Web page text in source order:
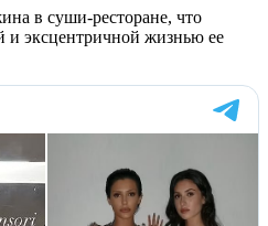
в суши-ресторане, что
и эксцентричной жизнью ее